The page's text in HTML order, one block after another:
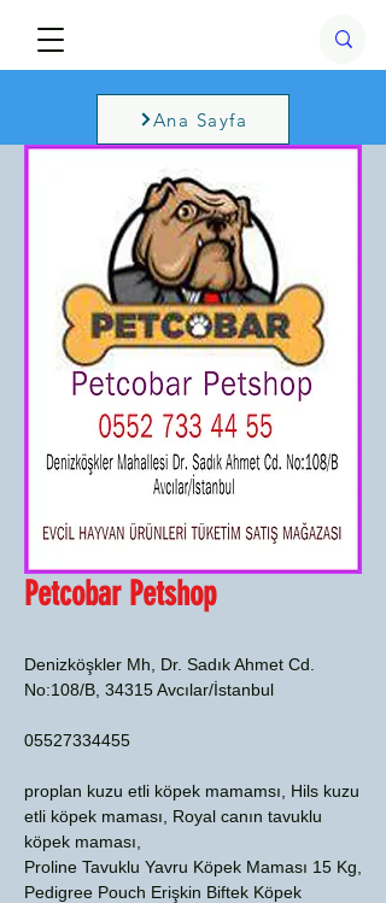
Ana Sayfa
Petcobar Petshop
Denizköşkler Mh, Dr. Sadık Ahmet Cd.
No:108/B, 34315 Avcılar/İstanbul
05527334455
proplan kuzu etli köpek mamamsı, Hils kuzu
etli köpek maması, Royal canın tavuklu
köpek maması,
Proline Tavuklu Yavru Köpek Maması 15 Kg,
Pedigree Pouch Erişkin Biftek Köpek